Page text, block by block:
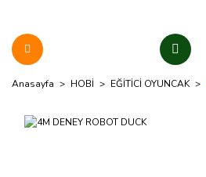
Anasayfa HOBİ EĞİTİCİ OYUNCAK